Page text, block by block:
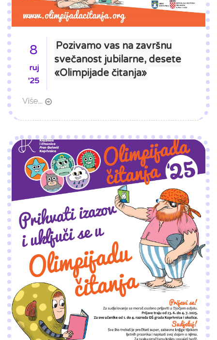
8
ruj
'25
Pozivamo vas na završnu
svečanost jubilarne, desete
«Olimpijade čitanja»
Više...